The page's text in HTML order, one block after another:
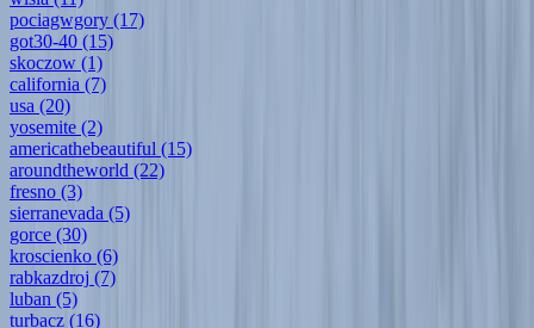
pociagwgory (17)
got30-40 (15)
skoczow (1)
california (7)
usa (20)
yosemite (2)
americathebeautiful (15)
aroundtheworld (22)
fresno (3)
sierranevada (5)
gorce (30)
kroscienko (6)
rabkazdroj (7)
luban (5)
turbacz (16)